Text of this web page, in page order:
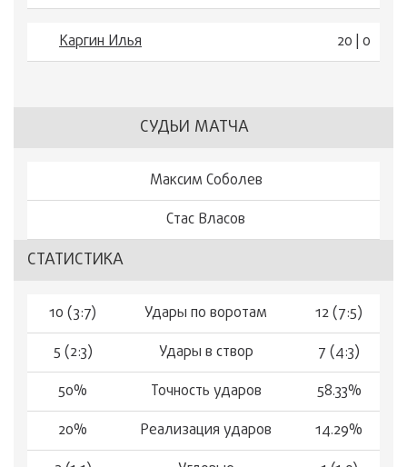
Каргин Илья 20 | 0
СУДЬИ МАТЧА
Максим Соболев
Стас Власов
СТАТИСТИКА
10 (3:7) Удары по воротам
12 (7:5)
5 (2:3)
Удары в створ
7 (4:3)
50%
Точность ударов
58.33%
20%
Реализация ударов
14.29%